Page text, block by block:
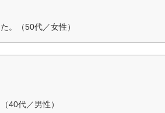
。（50代／女性）
40代／男性）